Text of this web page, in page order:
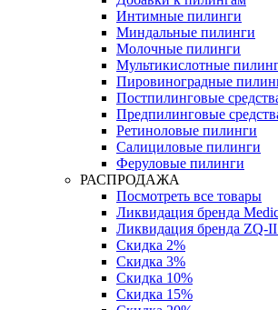
Интимные пилинги
Миндальные пилинги
Молочные пилинги
Мультикислотные
Пировиноградные
Постпилинговые
Предпилинговые
Ретиноловые пилинги
Салициловые пилинги
Феруловые пилинги
РАСПРОДАЖА
Посмотреть все товары
Ликвидация бренда
Ликвидация бренда ZQ-
Скидка 2%
Скидка 3%
Скидка 10%
Скидка 15%